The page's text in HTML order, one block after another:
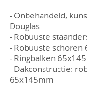
- Onbehandeld,
Douglas
- Robuuste
- Robuuste schoren
- Ringbalken
- Dakconstructie:
65x145mm